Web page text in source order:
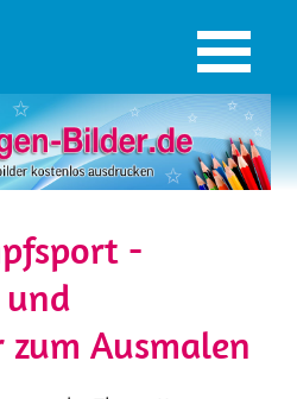
-
Ausmalen